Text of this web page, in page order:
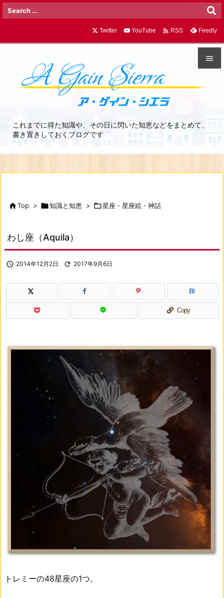

メニュ

前へ

Twitter YouTube  RSS Feedly
これまでに得た知識や、その日に閃いた知恵などをまとめて、
書き置きしておくブログです
Top > 知識と知恵 > 星座・星座絵・神話
わし座（Aquila）
 2014年12月2日  2017年9月6日
B!
Copy
トレミーの48星座の1つ。